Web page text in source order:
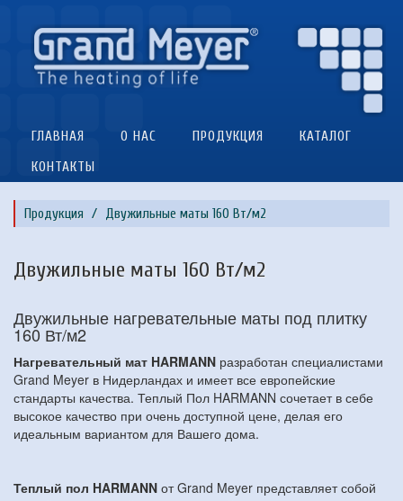
ГЛАВНАЯ О НАС ПРОДУКЦИЯ
КАТАЛОГ
КОНТАКТЫ
Продукция Двужильные маты 160 Вт/м2
Двужильные маты 160 Вт/м2
Двужильные нагревательные маты под плитку
160 Вт/м2
Нагревательный мат HARMANN разработан специалистами
Grand Meyer в Нидерландах и имеет все европейские
стандарты качества. Теплый Пол HARMANN сочетает в себе
высокое качество при очень доступной цене, делая его
идеальным вариантом для Вашего дома.
Теплый пол HARMANN от Grand Meyer представляет собой